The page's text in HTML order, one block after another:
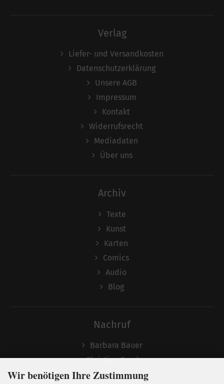
Verlag
Liefer- und Versandkosten
Datenschutzerklärung
Unsere AGB
Impressum
Kontakt
Widerrufsrecht
Mediadaten
Über uns
Archiv
Texte
Kunst
Karten
Comics
Audio
Blog
Nachruf
Barbara Bauer
Christian Semler
Wir benötigen Ihre Zustimmung